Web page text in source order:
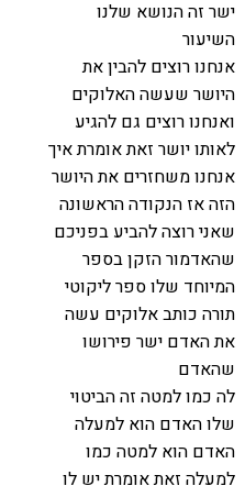
ישר זה הנושא שלנו
השיעור
אנחנו רוצים להבין את
היושר שעשה האלוקים
ואנחנו רוצים גם להגיע
לאותו יושר זאת אומרת איך
אנחנו משחזרים את היושר
הזה אז הנקודה הראשונה
שאני רוצה להביע בפניכם
שהאדמור הזקן בספר
המיוחד שלו ספר ליקוטי
תורה כותב אלוקים עשה
את האדם ישר פירושו
שהאדם
לה כמו למטה זה הביטוי
שלו האדם הוא למעלה
האדם הוא למטה כמו
למעלה זאת אומרת יש לו